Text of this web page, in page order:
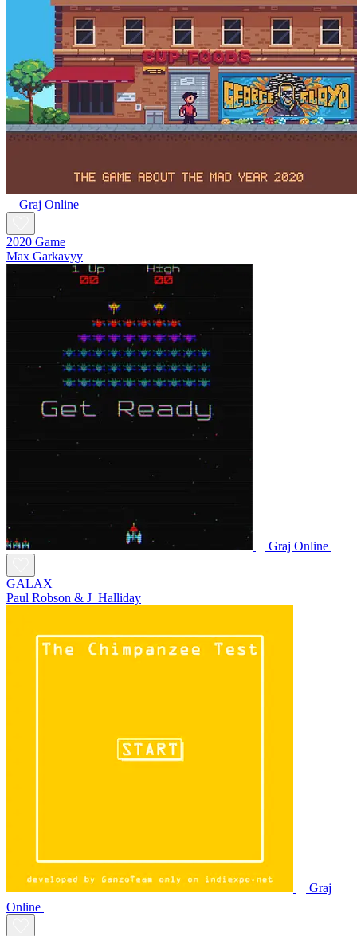
Graj Online
2020 Game
Max Garkavyy
Graj Online
GALAX
Paul Robson & J_Halliday
Graj
Online